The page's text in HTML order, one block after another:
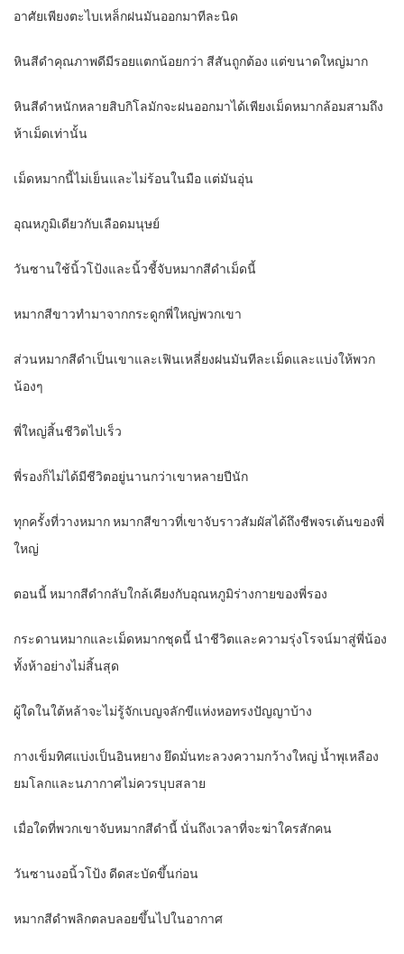
อาศัยเพียงตะไบเหล็กฝนมันออกมาทีละนิด
หินสีดำคุณภาพดีมีรอยแตกน้อยกว่า สีสันถูกต้อง แต่ขนาดใหญ่มาก
หินสีดำหนักหลายสิบกิโลมักจะฝนออกมาได้เพียงเม็ดหมากล้อมสามถึง
ห้าเม็ดเท่านั้น
เม็ดหมากนี้ไม่เย็นและไม่ร้อนในมือ แต่มันอุ่น
อุณหภูมิเดียวกับเลือดมนุษย์
วันซานใช้นิ้วโป้งและนิ้วชี้จับหมากสีดำเม็ดนี้
หมากสีขาวทำมาจากกระดูกพี่ใหญ่พวกเขา
ส่วนหมากสีดำเป็นเขาและเฟินเหลี่ยงฝนมันทีละเม็ดและแบ่งให้พวก
น้องๆ
พี่ใหญ่สิ้นชีวิตไปเร็ว
พี่รองก็ไม่ได้มีชีวิตอยู่นานกว่าเขาหลายปีนัก
ทุกครั้งที่วางหมาก หมากสีขาวที่เขาจับราวสัมผัสได้ถึงชีพจรเต้นของพี่
ใหญ่
ตอนนี้ หมากสีดำกลับใกล้เคียงกับอุณหภูมิร่างกายของพี่รอง
กระดานหมากและเม็ดหมากชุดนี้ นำชีวิตและความรุ่งโรจน์มาสู่พี่น้อง
ทั้งห้าอย่างไม่สิ้นสุด
ผู้ใดในใต้หล้าจะไม่รู้จักเบญจลักขีแห่งหอทรงปัญญาบ้าง
กางเข็มทิศแบ่งเป็นอินหยาง ยึดมั่นทะลวงความกว้างใหญ่ น้ำพุเหลือง
ยมโลกและนภากาศไม่ควรบุบสลาย
เมื่อใดที่พวกเขาจับหมากสีดำนี้ นั่นถึงเวลาที่จะฆ่าใครสักคน
วันซานงอนิ้วโป้ง ดีดสะบัดขึ้นก่อน
หมากสีดำพลิกตลบลอยขึ้นไปในอากาศ